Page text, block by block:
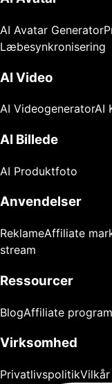
AI Avatar Generator
Læbesynkronisering
AI Video
AI VideogeneratorAI
AI Billede
AI Produktfoto
Anvendelser
ReklameAffiliate
stream
Ressourcer
BlogAffiliate program
Virksomhed
PrivatlivspolitikVilkår